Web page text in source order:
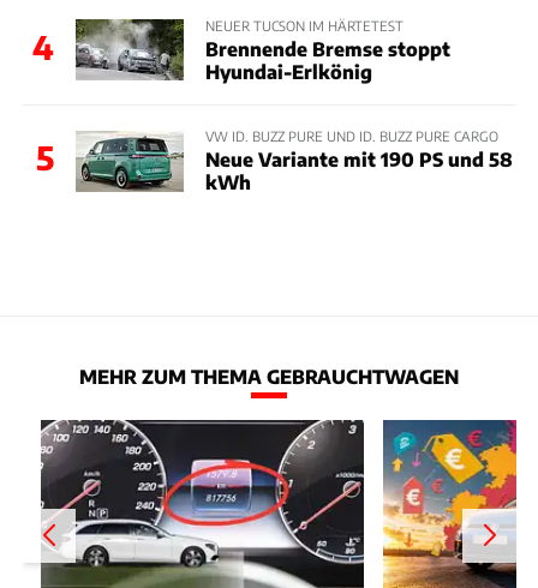
4
NEUER TUCSON IM HÄRTETEST
Brennende Bremse stoppt
Hyundai-Erlkönig
5
VW ID. BUZZ PURE UND ID. BUZZ PURE CARGO
Neue Variante mit 190 PS und 58
kWh
MEHR ZUM THEMA GEBRAUCHTWAGEN